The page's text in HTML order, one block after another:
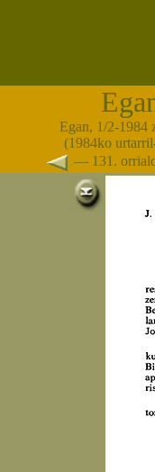
Egan, 1/2-1984
(1984ko
— 131.